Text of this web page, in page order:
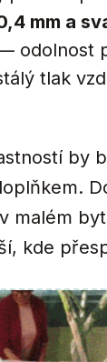
mm a
odolnost
tlak
by
malém
kde